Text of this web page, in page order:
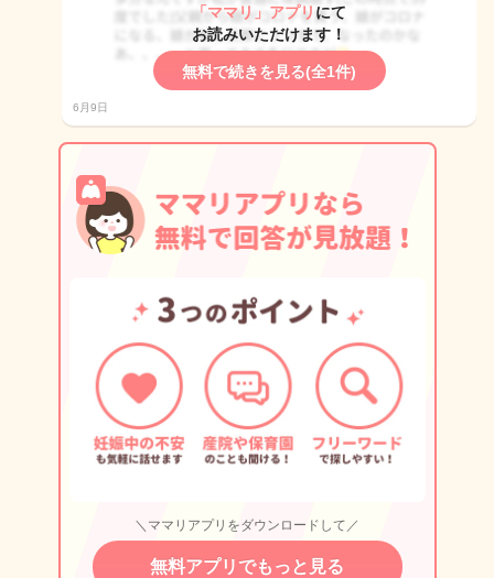
「ママリ」アプリ にて
お読みいただけます！
無料で続きを見る(全1件)
6月9日
＼ママリアプリをダウンロードして／
無料アプリでもっと見る